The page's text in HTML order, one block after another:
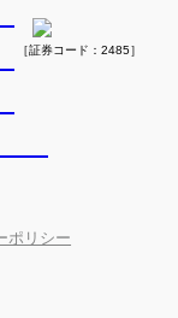
［証券コード：2485］
ポリシー